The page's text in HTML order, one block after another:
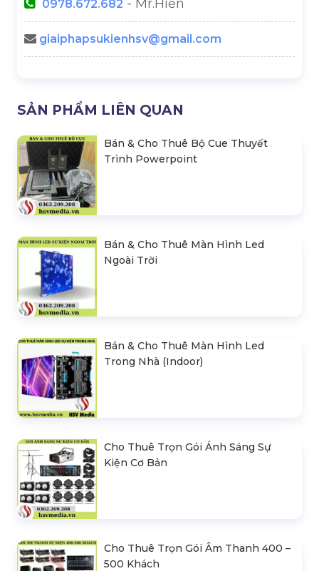
0978.672.682 - Mr.Hiền
giaiphapsukienhsv@gmail.com
SẢN PHẨM LIÊN QUAN
Bán & Cho Thuê Bộ Cue Thuyết
Trình Powerpoint
Bán & Cho Thuê Màn Hình Led
Ngoài Trời
Bán & Cho Thuê Màn Hình Led
Trong Nhà (Indoor)
Cho Thuê Trọn Gói Ánh Sáng Sự
Kiện Cơ Bản
Cho Thuê Trọn Gói Âm Thanh 400 –
500 Khách